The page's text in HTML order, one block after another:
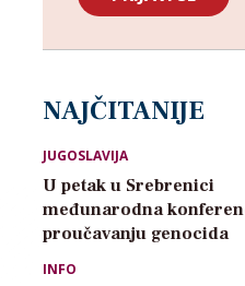
NAJČITANIJE
JUGOSLAVIJA
U petak u Srebrenici
međunarodna
proučavanju genocida
INFO